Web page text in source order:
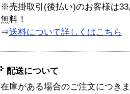
※売掛取引(後払い)のお客様は
無料！
⇒送料について詳しくはこちら
配送について
在庫がある場合のご注文につき